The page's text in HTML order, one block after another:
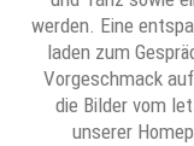
werden. Eine
laden zum
Vorgeschmack
die Bilder vom
unserer